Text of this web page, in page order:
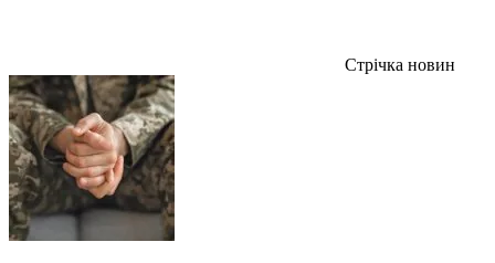
Стрічка новин